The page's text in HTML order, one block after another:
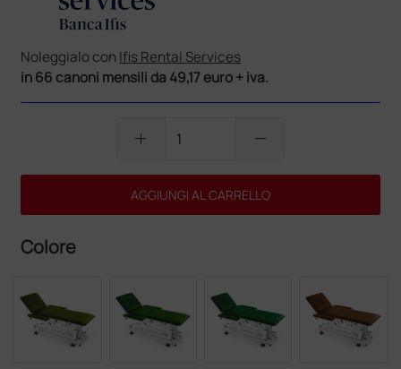
Noleggialo con Ifis Rental Services
in 66 canoni mensili da 49,17 euro + iva.
add remove
AGGIUNGI AL CARRELLO
Colore